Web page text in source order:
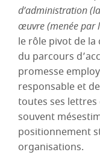
d’administration
œuvre (menée par
le rôle pivot de
du parcours
promesse
responsable et
toutes ses
souvent
positionnement
organisations.